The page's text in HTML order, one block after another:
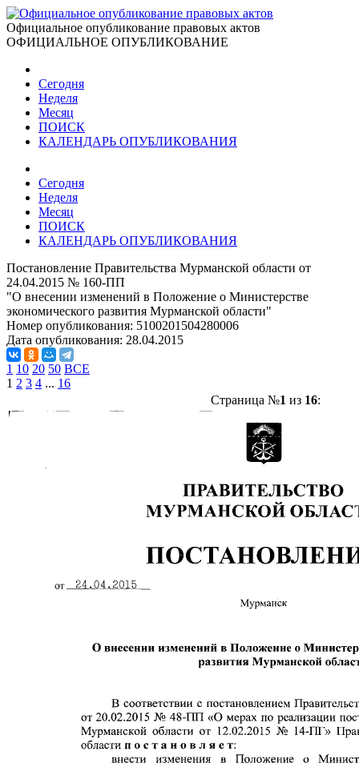
Официальное опубликование правовых актов
ОФИЦИАЛЬНОЕ ОПУБЛИКОВАНИЕ
Сегодня
Неделя
Месяц
ПОИСК
КАЛЕНДАРЬ ОПУБЛИКОВАНИЯ
Сегодня
Неделя
Месяц
ПОИСК
КАЛЕНДАРЬ ОПУБЛИКОВАНИЯ
Постановление Правительства Мурманской области от
24.04.2015 № 160-ПП
"О внесении изменений в Положение о Министерстве
экономического развития Мурманской области"
Номер опубликования: 5100201504280006
Дата опубликования: 28.04.2015
1 10 20 50 ВСЕ
1 2 3 4 ... 16
Страница №1 из 16: